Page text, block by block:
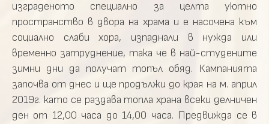
изграденото специално за целта уютно
пространство в двора на храма и е насочена към
социално слаби хора, изпаднали в нужда или
временно затруднение, така че в най-студените
зимни дни да получат топъл обяд. Кампанията
започва от днес и ще продължи до края на м. април
2019г. като се раздава топла храна всеки делничен
ден от 12,00 часа до 14,00 часа. Предвижда се в